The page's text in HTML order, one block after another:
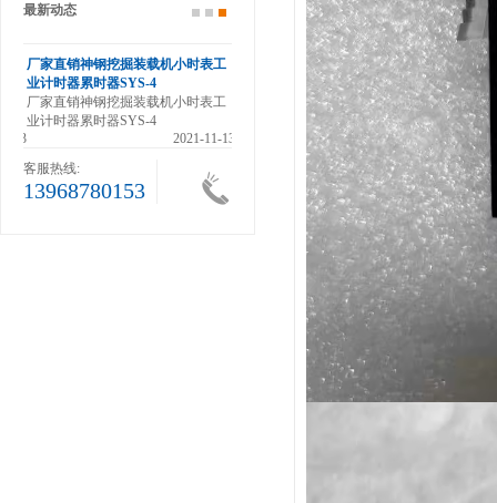
最新动态
厂家直销神钢挖掘装载机小时表工
业计时器累时器SYS-4
厂家直销神钢挖掘装载机小时表工
业计时器累时器SYS-4
2021-11-13
客服热线:
13968780153